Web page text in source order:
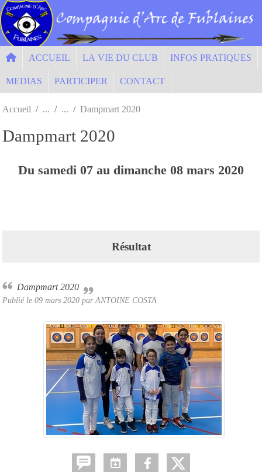
ACCUEIL LA VIE DU CLUB INFOS PRATIQUES
MEDIAS PARTICIPER CONTACT
Accueil Dampmart 2020
Dampmart 2020
Du samedi 07 au dimanche 08 mars 2020
Résultat
Dampmart 2020
Publié le 09 mars 2020 par ANTOINE COSTA
Panneau de gestion des cookies